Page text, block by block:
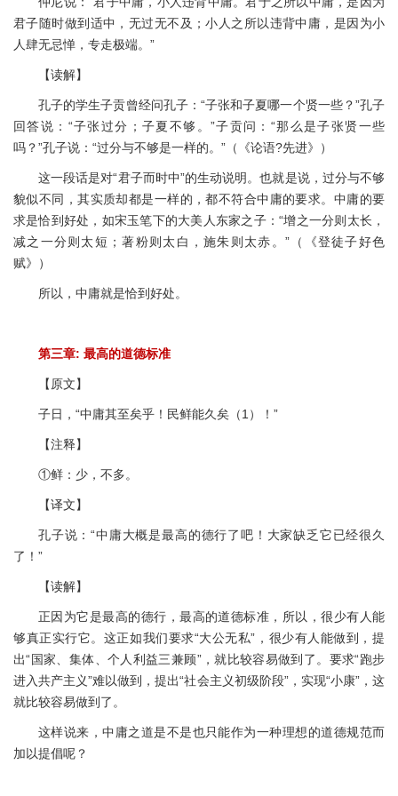
君子随时做到适中，无过无不及；小人之所以违背中庸，是因为小
人肆无忌惮，专走极端。”
【读解】
孔子的学生子贡曾经问孔子：“子张和子夏哪一个贤一些？”孔子
回答说：“子张过分；子夏不够。”子贡问：“那么是子张贤一些
吗？”孔子说：“过分与不够是一样的。”（《论语?先进》）
这一段话是对“君子而时中”的生动说明。也就是说，过分与不够
貌似不同，其实质却都是一样的，都不符合中庸的要求。中庸的要
求是恰到好处，如宋玉笔下的大美人东家之子：“增之一分则太长，
减之一分则太短；著粉则太白，施朱则太赤。”（《登徒子好色
赋》）
所以，中庸就是恰到好处。
第三章: 最高的道德标准
【原文】
子日，“中庸其至矣乎！民鲜能久矣（1）！”
【注释】
①鲜：少，不多。
【译文】
孔子说：“中庸大概是最高的德行了吧！大家缺乏它已经很久
了！”
【读解】
正因为它是最高的德行，最高的道德标准，所以，很少有人能
够真正实行它。这正如我们要求“大公无私”，很少有人能做到，提
出“国家、集体、个人利益三兼顾”，就比较容易做到了。要求“跑步
进入共产主义”难以做到，提出“社会主义初级阶段”，实现“小康”，这
就比较容易做到了。
这样说来，中庸之道是不是也只能作为一种理想的道德规范而
加以提倡呢？